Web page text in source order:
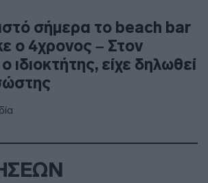
σήμερα το beach bar
ο 4χρονος – Στον
ιδιοκτήτης, είχε δηλωθεί